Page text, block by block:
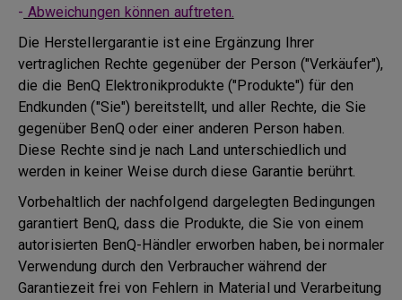
- Abweichungen können auftreten.
Die Herstellergarantie ist eine Ergänzung Ihrer
vertraglichen Rechte gegenüber der Person ("Verkäufer"),
die die BenQ Elektronikprodukte ("Produkte") für den
Endkunden ("Sie") bereitstellt, und aller Rechte, die Sie
gegenüber BenQ oder einer anderen Person haben.
Diese Rechte sind je nach Land unterschiedlich und
werden in keiner Weise durch diese Garantie berührt.
Vorbehaltlich der nachfolgend dargelegten Bedingungen
garantiert BenQ, dass die Produkte, die Sie von einem
autorisierten BenQ-Händler erworben haben, bei normaler
Verwendung durch den Verbraucher während der
Garantiezeit frei von Fehlern in Material und Verarbeitung